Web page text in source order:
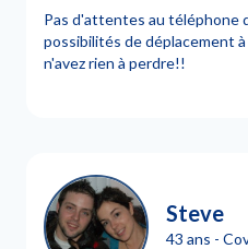
Pas d'attentes au téléphone
possibilités de déplacement
n'avez rien à perdre!!
Steve
43 ans -